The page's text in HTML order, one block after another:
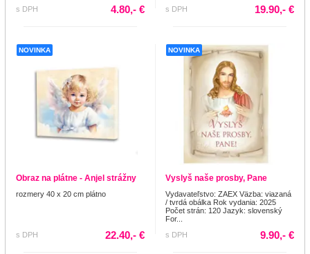
s DPH
4.80,- €
s DPH
19.90,- €
NOVINKA
Obraz na plátne - Anjel strážny
rozmery 40 x 20 cm plátno
s DPH 22.40,- €
NOVINKA
Vyslyš naše prosby, Pane
Vydavateľstvo: ZAEX Väzba: viazaná
/ tvrdá obálka Rok vydania: 2025
Počet strán: 120 Jazyk: slovenský
For...
s DPH
9.90,- €